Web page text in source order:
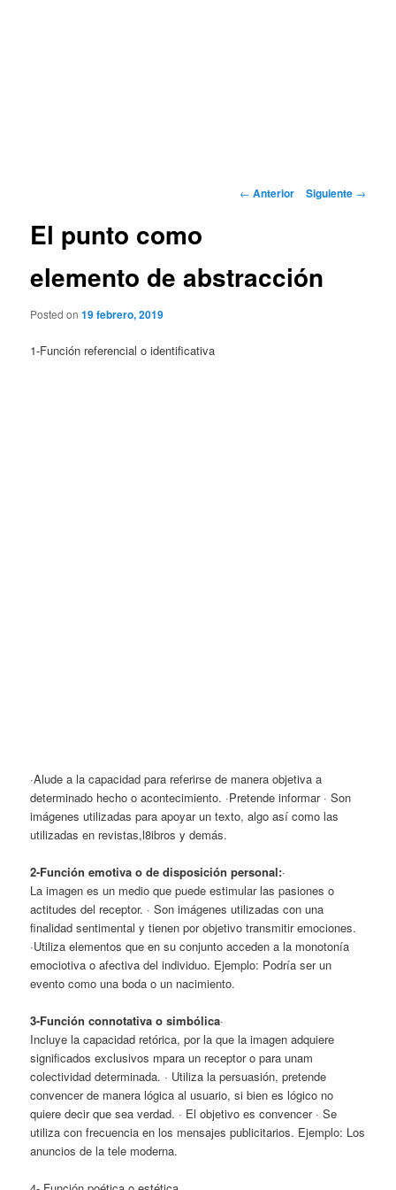
Navegación
← Anterior Siguiente →
El punto como
elemento de abstracción
Posted on19 febrero, 2019
1-Función referencial o identificativa
·Alude a la capacidad para referirse de manera objetiva a
determinado hecho o acontecimiento. ·Pretende informar · Son
imágenes utilizadas para apoyar un texto, algo así como las
utilizadas en revistas,l8ibros y demás.
2-Función emotiva o de disposición personal:·
La imagen es un medio que puede estimular las pasiones o
actitudes del receptor. · Son imágenes utilizadas con una
finalidad sentimental y tienen por objetivo transmitir emociones.
·Utilizaelementos que en su conjunto acceden a la monotonía
emociotiva o afectiva del individuo. Ejemplo: Podría ser un
evento como una boda o un nacimiento.
3-Función connotativa o simbólica·
Incluye la capacidad retórica, por la que la imagen adquiere
significados exclusivos mpara un receptor o para unam
colectividad determinada. · Utiliza la persuasión, pretende
convencer de manera lógica al usuario, si bien es lógico no
quiere decir que sea verdad. · El objetivo es convencer · Se
utiliza con frecuencia en los mensajes publicitarios. Ejemplo: Los
anuncios de la tele moderna.